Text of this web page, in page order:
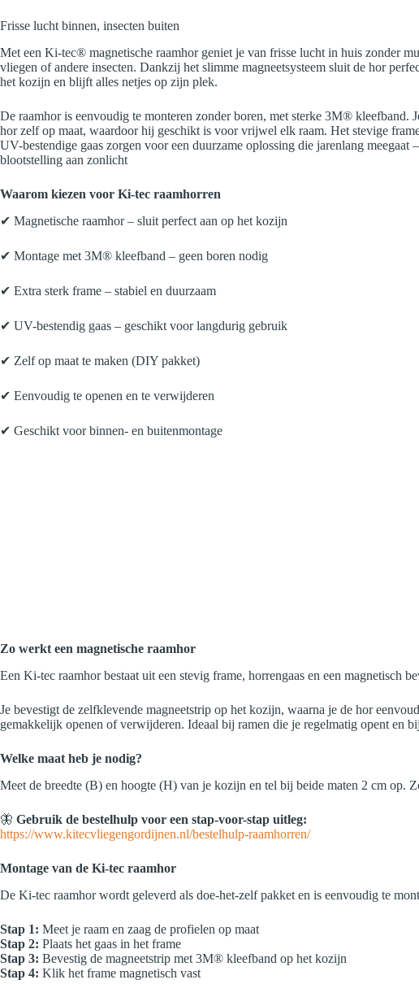
Frisse lucht binnen, insecten buiten
Met een Ki-tec® magnetische raamhor geniet je van frisse lucht in huis zonder
vliegen of andere insecten. Dankzij het slimme magneetsysteem sluit de hor
het kozijn en blijft alles netjes op zijn plek.
De raamhor is eenvoudig te monteren zonder boren, met sterke 3M® kleefband.
hor zelf op maat, waardoor hij geschikt is voor vrijwel elk raam. Het stevige
UV-bestendige gaas zorgen voor een duurzame oplossing die jarenlang
blootstelling aan zonlicht
Waarom kiezen voor Ki-tec raamhorren
✔ Magnetische raamhor – sluit perfect aan op het kozijn
✔ Montage met 3M® kleefband – geen boren nodig
✔ Extra sterk frame – stabiel en duurzaam
✔ UV-bestendig gaas – geschikt voor langdurig gebruik
✔ Zelf op maat te maken (DIY pakket)
✔ Eenvoudig te openen en te verwijderen
✔ Geschikt voor binnen- en buitenmontage
Zo werkt een magnetische raamhor
Een Ki-tec raamhor bestaat uit een stevig frame, horrengaas en een magnetisch
Je bevestigt de zelfklevende magneetstrip op het kozijn, waarna je de hor
gemakkelijk openen of verwijderen. Ideaal bij ramen die je regelmatig opent en
Welke maat heb je nodig?
Meet de breedte (B) en hoogte (H) van je kozijn en tel bij beide maten 2 cm op.
🦋 Gebruik de bestelhulp voor een stap-voor-stap uitleg:
https://www.kitecvliegengordijnen.nl/bestelhulp-raamhorren/
Montage van de Ki-tec raamhor
De Ki-tec raamhor wordt geleverd als doe-het-zelf pakket en is eenvoudig te
Stap 1: Meet je raam en zaag de profielen op maat
Stap 2: Plaats het gaas in het frame
Stap 3: Bevestig de magneetstrip met 3M® kleefband op het kozijn
Stap 4: Klik het frame magnetisch vast